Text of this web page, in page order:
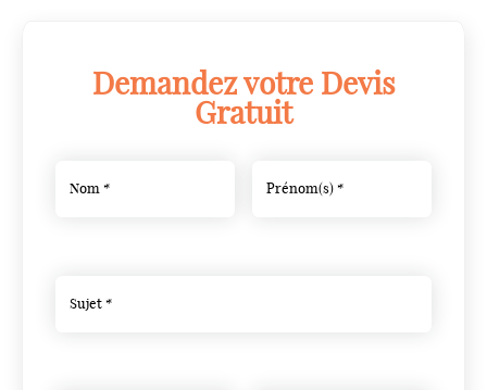
Demandez votre Devis
Gratuit